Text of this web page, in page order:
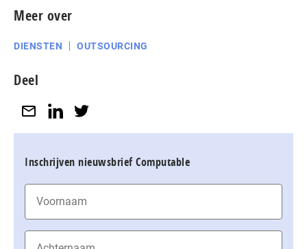
Meer over
DIENSTEN OUTSOURCING
Deel
Inschrijven nieuwsbrief Computable